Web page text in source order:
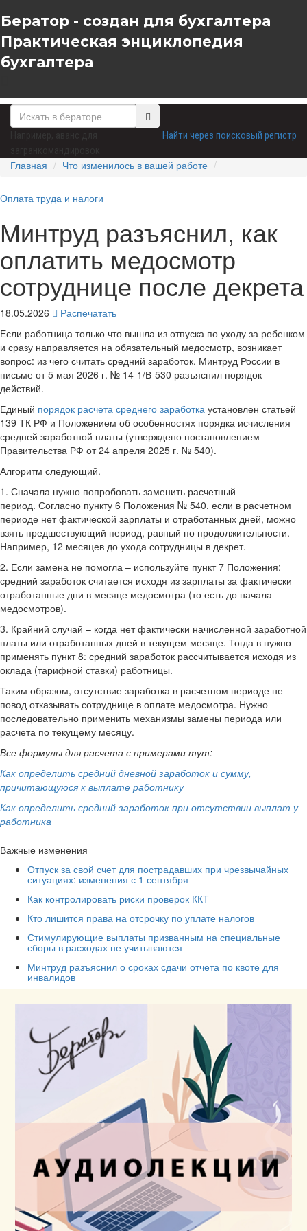
Бератор - создан для бухгалтера
Практическая энциклопедия
бухгалтера
Найти через поисковый регистр
Главная Что изменилось в вашей работе
Оплата труда и налоги
Минтруд разъяснил, как
оплатить медосмотр
сотруднице после декрета
18.05.2026
Распечатать
Если работница только что вышла из отпуска по уходу за ребенком
и сразу направляется на обязательный медосмотр, возникает
вопрос: из чего считать средний заработок. Минтруд России в
письме от 5 мая 2026 г. № 14-1/В-530 разъяснил порядок
действий.
Единый порядок расчета среднего заработка установлен статьей
139 ТК РФ и Положением об особенностях порядка исчисления
средней заработной платы (утверждено постановлением
Правительства РФ от 24 апреля 2025 г. № 540).
Алгоритм следующий.
1. Сначала нужно попробовать заменить расчетный
период. Согласно пункту 6 Положения № 540, если в расчетном
периоде нет фактической зарплаты и отработанных дней, можно
взять предшествующий период, равный по продолжительности.
Например, 12 месяцев до ухода сотрудницы в декрет.
2. Если замена не помогла – используйте пункт 7 Положения:
средний заработок считается исходя из зарплаты за фактически
отработанные дни в месяце медосмотра (то есть до начала
медосмотров).
3. Крайний случай – когда нет фактически начисленной заработной
платы или отработанных дней в текущем месяце. Тогда в нужно
применять пункт 8: средний заработок рассчитывается исходя из
оклада (тарифной ставки) работницы.
Таким образом, отсутствие заработка в расчетном периоде не
повод отказывать сотруднице в оплате медосмотра. Нужно
последовательно применить механизмы замены периода или
расчета по текущему месяцу.
Все формулы для расчета с примерами тут:
Как определить средний дневной заработок и сумму,
причитающуюся к выплате работнику
Как определить средний заработок при отсутствии выплат у
работника
Важные изменения
Отпуск за свой счет для пострадавших при чрезвычайных
ситуациях: изменения с 1 сентября
Как контролировать риски проверок ККТ
Кто лишится права на отсрочку по уплате налогов
Стимулирующие выплаты призванным на специальные
сборы в расходах не учитываются
Минтруд разъяснил о сроках сдачи отчета по квоте для
инвалидов